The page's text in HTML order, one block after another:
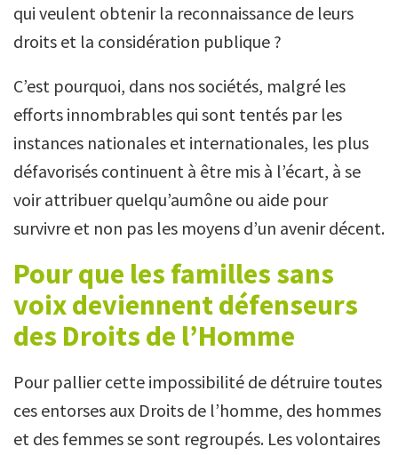
qui veulent obtenir la reconnaissance de leurs
droits et la considération publique ?
C’est pourquoi, dans nos sociétés, malgré les
efforts innombrables qui sont tentés par les
instances nationales et internationales, les plus
défavorisés continuent à être mis à l’écart, à se
voir attribuer quelqu’aumône ou aide pour
survivre et non pas les moyens d’un avenir décent.
Pour que les familles sans
voix deviennent défenseurs
des Droits de l’Homme
Pour pallier cette impossibilité de détruire toutes
ces entorses aux Droits de l’homme, des hommes
et des femmes se sont regroupés. Les volontaires